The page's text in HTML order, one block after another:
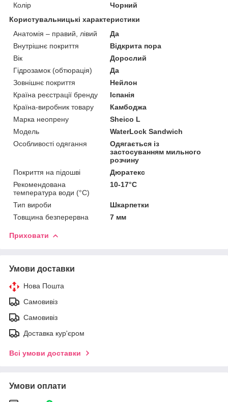
Колір
Чорний
Користувальницькі характеристики
Анатомія – правий, лівий
Да
Внутрішнє покриття
Відкрита пора
Вік
Дорослий
Гідрозамок (обтюрація)
Да
Зовнішнє покриття
Нейлон
Країна реєстрації бренду
Іспанія
Країна-виробник товару
Камбоджа
Марка неопрену
Sheico L
Мoдель
WaterLock Sandwich
Особливості одягання
Одягається із
застосуванням мильного
розчину
Покриття на підошві
Дюратекс
Рекомендована
температура води (°C)
10-17°C
Тип вироби
Шкарпетки
Товщина безперервна
7 мм
Приховати
Умови доставки
Нова Пошта
Самовивіз
Самовивіз
Доставка кур'єром
Всі умови доставки
Умови оплати